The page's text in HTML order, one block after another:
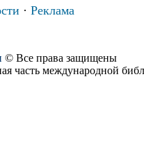
· Реклама
© Все права защищены
часть международной